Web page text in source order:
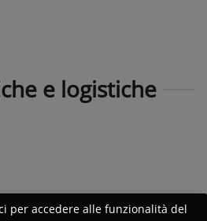
e logistiche
per accedere alle funzionalità del